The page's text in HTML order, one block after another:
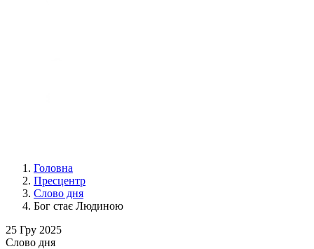
Головна
Пресцентр
Слово дня
Бог стає Людиною
25 Гру 2025
Слово дня